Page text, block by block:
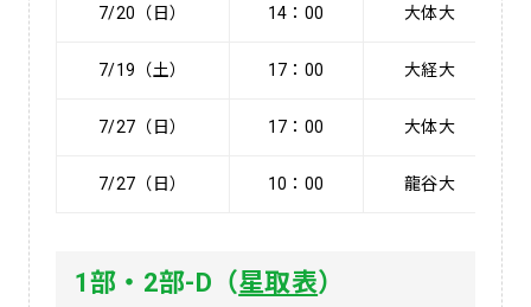
7/20（日） 14：00 大体大
7/19（土） 17：00 大経大
7/27（日） 17：00 大体大
7/27（日） 10：00 龍谷大
1部・2部-D（星取表）